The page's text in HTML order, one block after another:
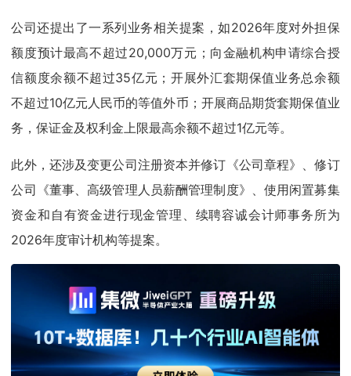
公司还提出了一系列业务相关提案，如2026年度对外担保
额度预计最高不超过20,000万元；向金融机构申请综合授
信额度余额不超过35亿元；开展外汇套期保值业务总余额
不超过10亿元人民币的等值外币；开展商品期货套期保值业
务，保证金及权利金上限最高余额不超过1亿元等。
此外，还涉及变更公司注册资本并修订《公司章程》、修订
公司《董事、高级管理人员薪酬管理制度》、使用闲置募集
资金和自有资金进行现金管理、续聘容诚会计师事务所为
2026年度审计机构等提案。